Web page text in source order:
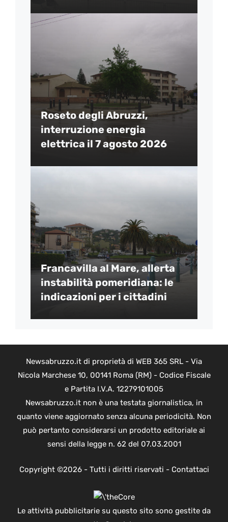
Roseto degli Abruzzi,
interruzione energia
elettrica il 7 agosto 2026
Francavilla al Mare, allerta
instabilità pomeridiana: le
indicazioni per i cittadini
Newsabruzzo.it di proprietà di WEB 365 SRL - Via
Nicola Marchese 10, 00141 Roma (RM) - Codice Fiscale
e Partita I.V.A. 12279101005
Newsabruzzo.it non è una testata giornalistica, in
quanto viene aggiornato senza alcuna periodicità. Non
può pertanto considerarsi un prodotto editoriale ai
sensi della legge n. 62 del 07.03.2001
Copyright ©2026 - Tutti i diritti riservati - Contattaci
Le attività pubblicitarie su questo sito sono gestite da